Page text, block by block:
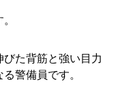
た背筋と強い目力
警備員です。